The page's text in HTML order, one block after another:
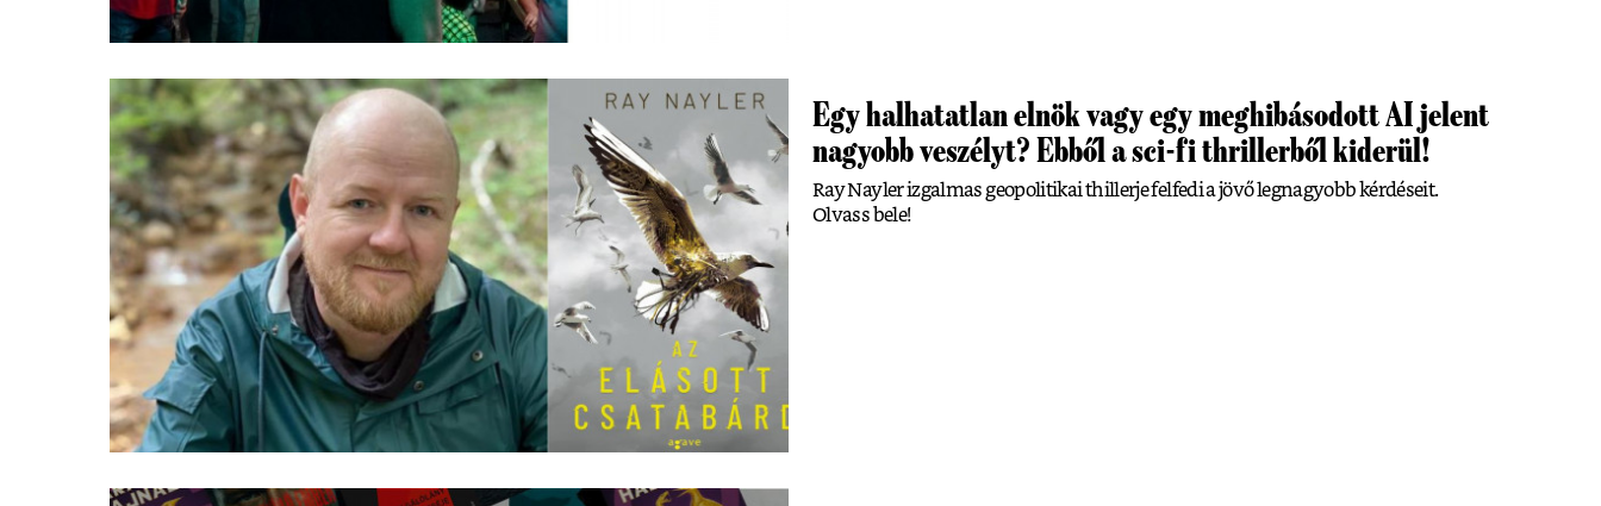
Egy halhatatlan elnök vagy egy meghibásodott AI jelent
nagyobb veszélyt? Ebből a sci-fi thrillerből kiderül!
Ray Nayler izgalmas geopolitikai thillerje felfedi a jövő legnagyobb kérdéseit.
Olvass bele!